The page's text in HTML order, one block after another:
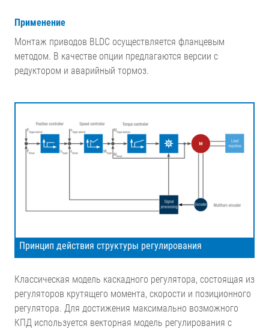
Применение
Монтаж приводов BLDC осуществляется фланцевым
методом. В качестве опции предлагаются версии с
редуктором и аварийный тормоз.
Принцип действия структуры регулирования
Классическая модель каскадного регулятора, состоящая из
регуляторов крутящего момента, скорости и позиционного
регулятора. Для достижения максимально возможного
КПД используется векторная модель регулирования с